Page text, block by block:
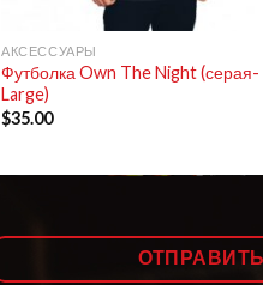
АКСЕССУАРЫ
Футболка Own The Night (серая-
Large)
$35.00